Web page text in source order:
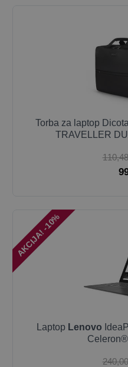
Torba za laptop
TRAVELLER
AKCIJA! -10%
Laptop Lenovo